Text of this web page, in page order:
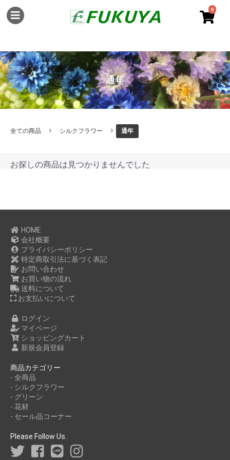
0
通年
全ての商品 シルクフラワー 通年
お探しの商品は見つかりませんでした
HOME
会社概要
プライバシーポリシー
特定商取引法に基づく表記
お問い合わせ
お買い物の流れ
送料について
お支払いについて
ログイン
マイページ
ショッピングカート
新規会員登録
商品カテゴリー
- 全商品
- シルクフラワー
- グリーン
- 花材
- セール品コーナー
Please Follow Us.